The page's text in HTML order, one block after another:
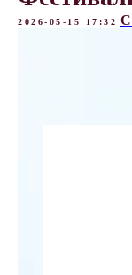
2026-05-15 17:32